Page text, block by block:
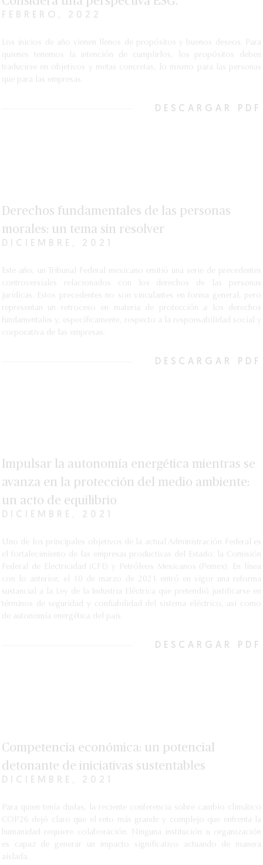
FEBRERO, 2022
Los inicios de año vienen llenos de propósitos y buenos deseos. Para
quienes tenemos la intención de cumplirlos, los propósitos deben
traducirse en objetivos y metas concretas, lo mismo para las personas
que para las empresas.
DESCARGAR PDF
Derechos fundamentales de las personas
morales: un tema sin resolver
DICIEMBRE, 2021
Este año, un Tribunal Federal mexicano emitió una serie de precedentes
controversiales relacionados con los derechos de las personas
jurídicas. Estos precedentes no son vinculantes en forma general, pero
representan un retroceso en materia de protección a los derechos
fundamentales y, específicamente, respecto a la responsabilidad social y
corporativa de las empresas.
DESCARGAR PDF
Impulsar la autonomía energética mientras se
avanza en la protección del medio ambiente:
un acto de equilibrio
DICIEMBRE, 2021
Uno de los principales objetivos de la actual Administración Federal es
el fortalecimiento de las empresas productivas del Estado: la Comisión
Federal de Electricidad (CFE) y Petróleos Mexicanos (Pemex). En línea
con lo anterior, el 10 de marzo de 2021 entró en vigor una reforma
sustancial a la Ley de la Industria Eléctrica que pretendió justificarse en
términos de seguridad y confiabilidad del sistema eléctrico, así como
de autonomía energética del país.
DESCARGAR PDF
Competencia económica: un potencial
detonante de iniciativas sustentables
DICIEMBRE, 2021
Para quien tenía dudas, la reciente conferencia sobre cambio climático
COP26 dejó claro que el reto más grande y complejo que enfrenta la
humanidad requiere colaboración. Ninguna institución u organización
es capaz de generar un impacto significativo actuando de manera
aislada.